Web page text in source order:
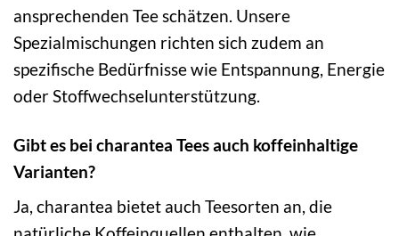
ansprechenden Tee schätzen. Unsere
Spezialmischungen richten sich zudem an
spezifische Bedürfnisse wie Entspannung, Energie
oder Stoffwechselunterstützung.
Gibt es bei charantea Tees auch koffeinhaltige
Varianten?
Ja, charantea bietet auch Teesorten an, die